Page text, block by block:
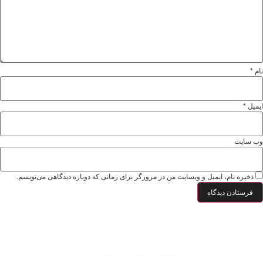
نام *
ایمیل *
وب‌ سایت
ذخیره نام، ایمیل و وبسایت من در مرورگر برای زمانی که دوباره دیدگاهی می‌نویسم.